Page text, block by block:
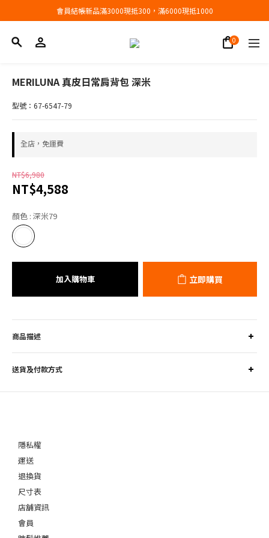
會員結帳新品滿3000現抵300，滿6000現抵1000
會員結帳新品滿3000現抵300，滿6000現抵1000
MERILUNA 真皮日常肩背包 深米
型號：67-6547-79
全店，免運費
NT$6,980
NT$4,588
顏色 : 深米79
加入購物車 立即購買
商品描述
送貨及付款方式
隱私權
運送
退換貨
尺寸表
店舖資訊
會員